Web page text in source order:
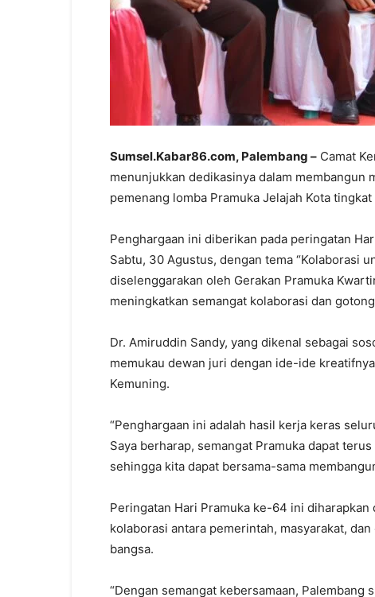
Sumsel.Kabar86.com, Palembang – Camat
menunjukkan dedikasinya dalam membangun
pemenang lomba Pramuka Jelajah Kota tingkat
Penghargaan ini diberikan pada peringatan
Sabtu, 30 Agustus, dengan tema “Kolaborasi
diselenggarakan oleh Gerakan Pramuka
meningkatkan semangat kolaborasi dan
Dr. Amiruddin Sandy, yang dikenal sebagai
memukau dewan juri dengan ide-ide
Kemuning.
“Penghargaan ini adalah hasil kerja keras
Saya berharap, semangat Pramuka dapat
sehingga kita dapat bersama-sama
Peringatan Hari Pramuka ke-64 ini
kolaborasi antara pemerintah, masyarakat,
bangsa.
“Dengan semangat kebersamaan, Palembang